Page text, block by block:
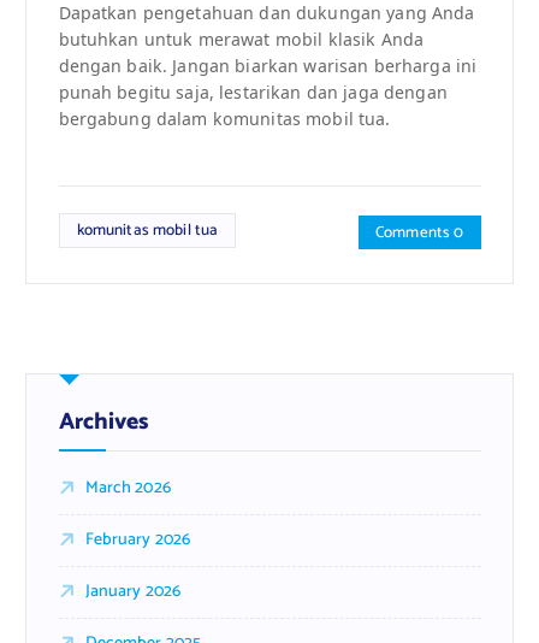
Dapatkan pengetahuan dan dukungan yang Anda
butuhkan untuk merawat mobil klasik Anda
dengan baik. Jangan biarkan warisan berharga ini
punah begitu saja, lestarikan dan jaga dengan
bergabung dalam komunitas mobil tua.
komunitas mobil tua Comments 0
Archives
March 2026
February 2026
January 2026